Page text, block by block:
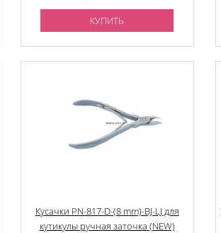
КУПИТЬ
Кусачки PN-817-D-(8 mm)-BJ-LJ для
кутикулы ручная заточка (NEW)